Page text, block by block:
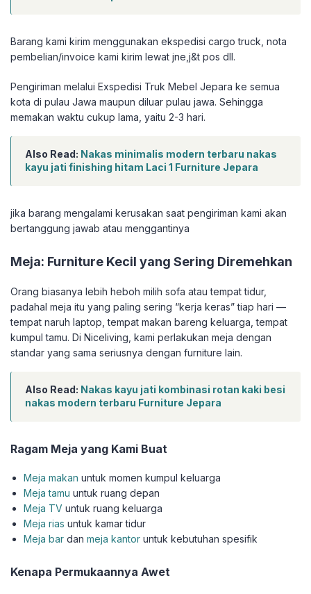
Barang kami kirim menggunakan ekspedisi cargo truck, nota
pembelian/invoice kami kirim lewat jne,j&t pos dll.
Pengiriman melalui Exspedisi Truk Mebel Jepara ke semua
kota di pulau Jawa maupun diluar pulau jawa. Sehingga
memakan waktu cukup lama, yaitu 2-3 hari.
Also Read: Nakas minimalis modern terbaru nakas
kayu jati finishing hitam Laci 1 Furniture Jepara
jika barang mengalami kerusakan saat pengiriman kami akan
bertanggung jawab atau menggantinya
Meja: Furniture Kecil yang Sering Diremehkan
Orang biasanya lebih heboh milih sofa atau tempat tidur,
padahal meja itu yang paling sering “kerja keras” tiap hari —
tempat naruh laptop, tempat makan bareng keluarga, tempat
kumpul tamu. Di Niceliving, kami perlakukan meja dengan
standar yang sama seriusnya dengan furniture lain.
Also Read: Nakas kayu jati kombinasi rotan kaki besi
nakas modern terbaru Furniture Jepara
Ragam Meja yang Kami Buat
Meja makan untuk momen kumpul keluarga
Meja tamu untuk ruang depan
Meja TV untuk ruang keluarga
Meja rias untuk kamar tidur
Meja bar danmeja kantor untuk kebutuhan spesifik
Kenapa Permukaannya Awet